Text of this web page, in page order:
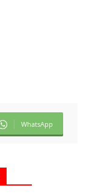
WhatsApp